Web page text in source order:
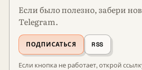
Если было полезно, забери
Telegram.
ПОДПИСАТЬСЯ RSS
Если кнопка не работает, открой